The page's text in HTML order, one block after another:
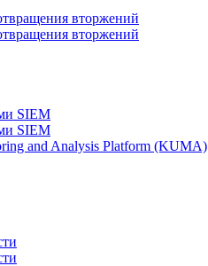
вторжений
вторжений
SIEM
SIEM
and Analysis Platform (KUMA)